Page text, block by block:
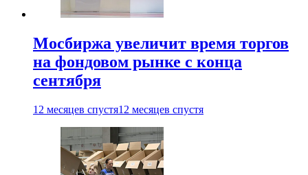
Мосбиржа увеличит время торгов
на фондовом рынке с конца
сентября
12 месяцев спустя12 месяцев спустя